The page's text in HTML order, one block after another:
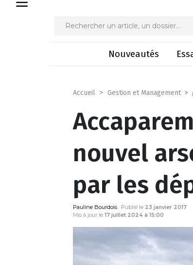
Nouveautés
Accaparement des
Accueil Gestion et Management
nouvel
par les
Pauline Bourdois Publié le 23 janvier 2017
Mis à jour le 17 juillet 2024 à 15:00